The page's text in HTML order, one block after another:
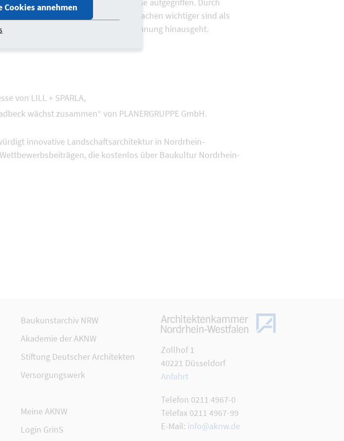
in der Teilen und Mitmachen wichtiger sind als
Leben über die eigene Wohnung hinausgeht.
von LILL + SPARLA,
wächst zusammen“ von PLANERGRUPPE GmbH.
innovative Landschaftsarchitektur in Nordrhein-
die kostenlos über Baukultur Nordrhein-
Baukunstarchiv NRW
Akademie der AKNW
Stiftung Deutscher Architekten
Versorgungswerk
Meine AKNW
Login GrinS
Zollhof 1
40221 Düsseldorf
Anfahrt
Telefon 0211 4967-0
Telefax 0211 4967-99
E-Mail: info@aknw.de
Cookies annehmen